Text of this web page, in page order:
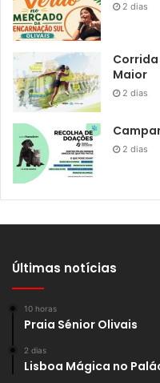
2 dias
Corrida
Maior
2 dias
2 dias
Últimas notícias
10 horas
Praia Sénior Olivais
2 dias
Lisboa Mágica no